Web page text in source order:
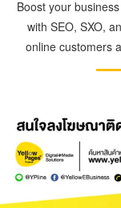
Boost your
with SEO, SXO,
online customers